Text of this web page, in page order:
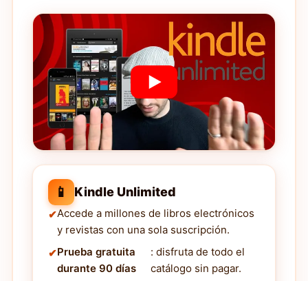
📱 Kindle Unlimited
Accede a millones de libros electrónicos
y revistas con una sola suscripción.
Prueba gratuita
durante 90 días
: disfruta de todo el
catálogo sin pagar.